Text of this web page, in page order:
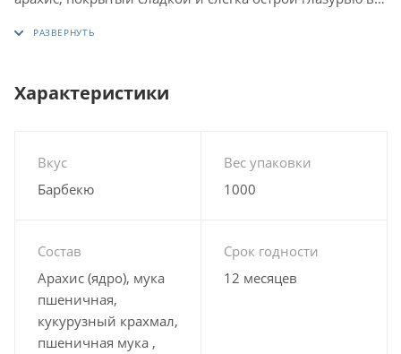
Подробнее
Характеристики
Вкус
Барбекю
Вес упаковки
1000
Состав
Арахис (ядро), мука
пшеничная,
кукурузный крахмал,
пшеничная мука ,
Срок годности
12 месяцев